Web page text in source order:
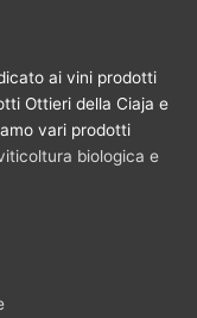
ai vini prodotti
Ottieri della Ciaja e
vari prodotti
biologica e